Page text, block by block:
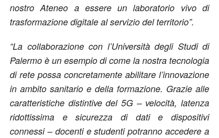
nostro Ateneo a essere un laboratorio vivo di
trasformazione digitale al servizio del territorio”.
“La collaborazione con l’Università degli Studi di
Palermo è un esempio di come la nostra tecnologia
di rete possa concretamente abilitare l’innovazione
in ambito sanitario e della formazione. Grazie alle
caratteristiche distintive del 5G – velocità, latenza
ridottissima e sicurezza di dati e dispositivi
connessi – docenti e studenti potranno accedere a